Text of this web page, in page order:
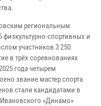
региональным
спортивных и
участников 3 250
в трёх соревнованиях
года четырем
звание мастер спорта
стали кандидатами в
Ивановского «Динамо»